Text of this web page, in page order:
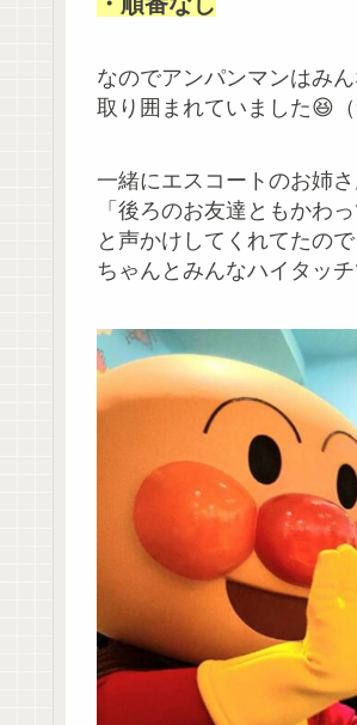
なのでアンパンマンはみ
取り囲まれていました😆（
一緒にエスコートのお姉
「後ろのお友達ともかわっ
と声かけしてくれてたので
ちゃんとみんなハイタッ